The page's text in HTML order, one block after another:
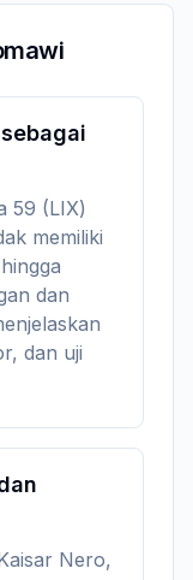
59 (LIX)
memiliki
dan
dan uji
Nero,